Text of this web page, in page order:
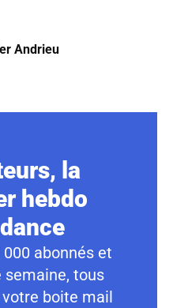
Andrieu
la
hebdo
abonnés et
semaine, tous
boite mail